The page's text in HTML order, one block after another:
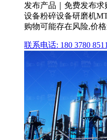
发布产品｜免费发布求
设备粉碎设备研磨机
购物可能存在风险,价
联系电话: 180 3780